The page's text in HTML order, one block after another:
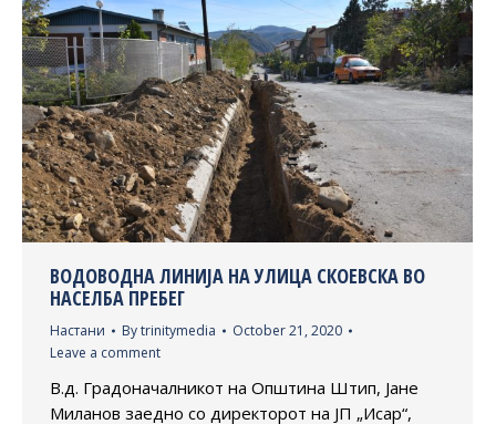
ВОДОВОДНА ЛИНИЈА НА УЛИЦА СКОЕВСКА ВО
НАСЕЛБА ПРЕБЕГ
Настани Bytrinitymedia
October 21, 2020
Leave a comment
В.д. Градоначалникот на Општина Штип, Јане
Миланов заедно со директорот на ЈП „Исар“,